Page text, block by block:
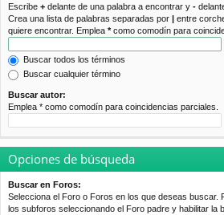
os
Escribe + delante de una palabra a encontrar y -
Crea una lista de palabras separadas por | entre
quiere encontrar. Emplea *como comodín para
Buscar todos los términos
Buscar cualquier término
Buscar autor:
Emplea * como comodín para coincidencias parciales.
Opciones de búsqueda
Buscar en Foros:
Selecciona el Foro o Foros en los que deseas buscar.
los subforos seleccionando el Foro padre y habilitar la